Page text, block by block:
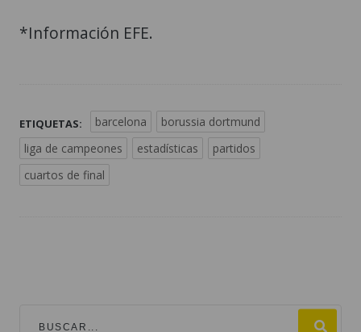
*Información EFE.
ETIQUETAS: barcelona
borussia dortmund
liga de campeones
estadísticas
partidos
cuartos de final